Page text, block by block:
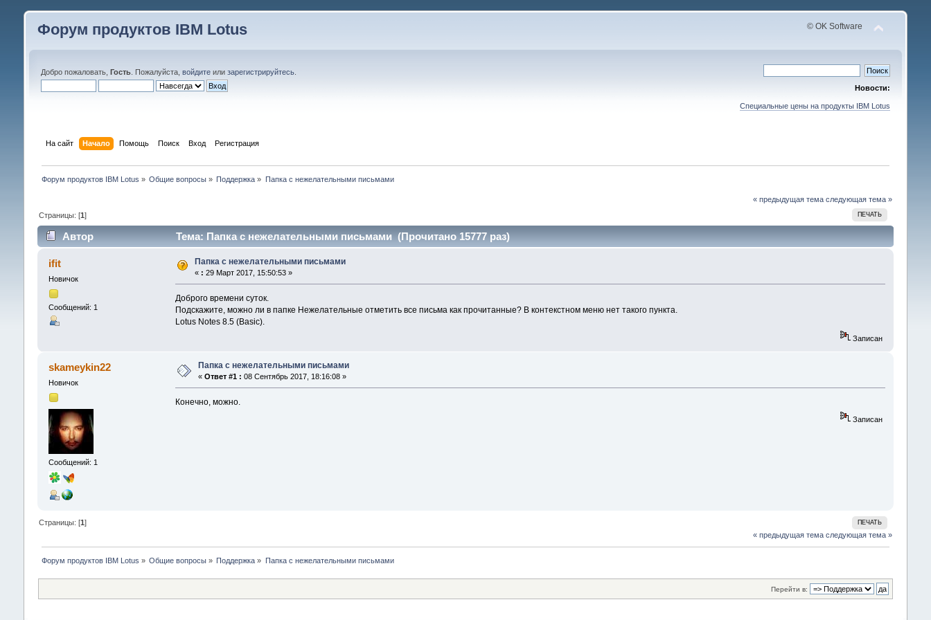
Форум продуктов IBM Lotus © OK Software
Добро пожаловать, Гость. Пожалуйста, войдитеили зарегистрируйтесь.
Новости:
Специальные цены на продукты IBM Lotus
На сайт Начало Помощь Поиск Вход Регистрация
Форум продуктов IBM Lotus » Общие вопросы » Поддержка » Папка с нежелательными письмами
« предыдущая тема следующая тема »
ПЕЧАТЬ
Страницы: [1]
Автор Тема: Папка с нежелательными письмами (Прочитано 15777 раз)
ifit
Новичок
Сообщений: 1
Папка с нежелательными письмами
« : 29 Март 2017, 15:50:53 »
Доброго времени суток.
Подскажите, можно ли в папке Нежелательные отметить все письма как прочитанные? В контекстном меню нет такого пункта.
Lotus Notes 8.5 (Basic).
Записан
skameykin22
Новичок
Сообщений: 1
Папка с нежелательными письмами
« Ответ #1 : 08 Сентябрь 2017, 18:16:08 »
Конечно, можно.
Записан
ПЕЧАТЬ
Страницы: [1]
« предыдущая тема следующая тема »
Форум продуктов IBM Lotus » Общие вопросы » Поддержка » Папка с нежелательными письмами
Перейти в: